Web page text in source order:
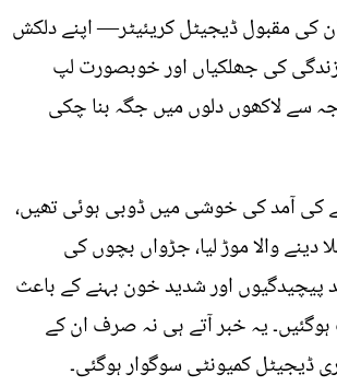
کی مقبول ڈیجیٹل کریئیٹر— اپنے دلکش
زندگی کی جھلکیاں اور خوبصورت لپ
سے لاکھوں دلوں میں جگہ بنا چکی
کی آمد کی خوشی میں ڈوبی ہوئی تھیں،
والا موڑ لیا، جڑواں بچوں کی
پیچیدگیوں اور شدید خون بہنے کے باعث
یہ خبر آتے ہی نہ صرف ان کے
ڈیجیٹل کمیونٹی سوگوار ہوگئی۔